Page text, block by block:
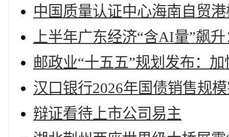
中国质量认证中心海南自贸
上半年广东经济“含AI量”飙
邮政业“十五五”规划发布：
汉口银行2026年国债销售规
辩证看待上市公司易主